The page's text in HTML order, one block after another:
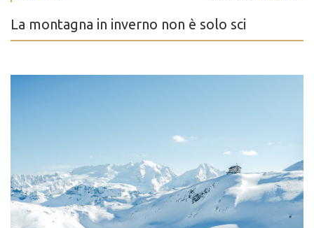
La montagna in inverno non è solo sci